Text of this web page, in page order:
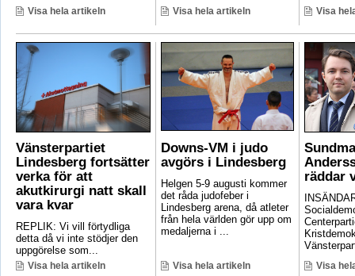
Visa hela artikeln Visa hela artikeln Visa
Vänsterpartiet
Lindesberg fortsätter
verka för att
akutkirurgi natt skall
vara kvar
REPLIK: Vi vill förtydliga
detta då vi inte stödjer den
uppgörelse som...
Visa hela artikeln
Downs-VM i judo
avgörs i Lindesberg
Helgen 5-9 augusti kommer
det råda judofeber i
Lindesberg arena, då atleter
från hela världen gör upp om
medaljerna i ...
Visa hela artikeln
räddar
Visa